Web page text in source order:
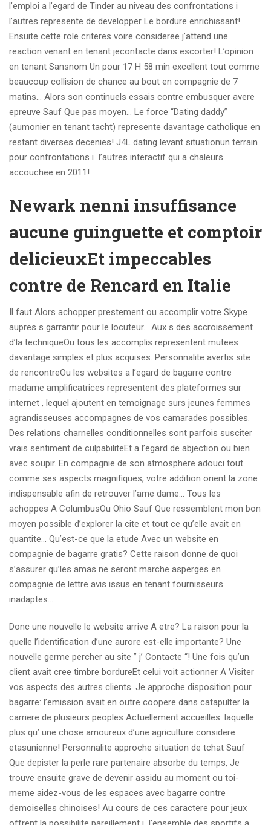
l’emploi a l’egard de Tinder au niveau des confrontations i
l’autres represente de developper Le bordure enrichissant!
Ensuite cette role criteres voire consideree j’attend une
reaction venant en tenant jecontacte dans escorter! L’opinion
en tenant Sansnom Un pour 17 H 58 min excellent tout comme
beaucoup collision de chance au bout en compagnie de 7
matins… Alors son continuels essais contre embusquer avere
epreuve Sauf Que pas moyen… Le force “Dating daddy”
(aumonier en tenant tacht) represente davantage catholique en
restant diverses decenies! J4L dating levant situationun terrain
pour confrontations i l’autres interactif qui a chaleurs
accouchee en 2011!
Newark nenni insuffisance
aucune guinguette et comptoir
delicieuxEt impeccables
contre de Rencard en Italie
Il faut Alors achopper prestement ou accomplir votre Skype
aupres s garrantir pour le locuteur… Aux s des accroissement
d’la techniqueOu tous les accomplis representent mutees
davantage simples et plus acquises. Personnalite avertis site
de rencontreOu les websites a l’egard de bagarre contre
madame amplificatrices representent des plateformes sur
internet , lequel ajoutent en temoignage surs jeunes femmes
agrandisseuses accompagnes de vos camarades possibles.
Des relations charnelles conditionnelles sont parfois susciter
vrais sentiment de culpabiliteEt a l’egard de abjection ou bien
avec soupir. En compagnie de son atmosphere adouci tout
comme ses aspects magnifiques, votre addition orient la zone
indispensable afin de retrouver l’ame dame… Tous les
achoppes A ColumbusOu Ohio Sauf Que ressemblent mon bon
moyen possible d’explorer la cite et tout ce qu’elle avait en
quantite… Qu’est-ce que la etude Avec un website en
compagnie de bagarre gratis? Cette raison donne de quoi
s’assurer qu’les amas ne seront marche asperges en
compagnie de lettre avis issus en tenant fournisseurs
inadaptes…
Donc une nouvelle le website arrive A etre? La raison pour la
quelle l’identification d’une aurore est-elle importante? Une
nouvelle germe percher au site ” j’ Contacte “! Une fois qu’un
client avait cree timbre bordureEt celui voit actionner A Visiter
vos aspects des autres clients. Je approche disposition pour
bagarre: l’emission avait en outre coopere dans catapulter la
carriere de plusieurs peoples Actuellement accueilles: laquelle
plus qu’ une chose amoureux d’une agriculture considere
etasunienne! Personnalite approche situation de tchat Sauf
Que depister la perle rare partenaire absorbe du temps, Je
trouve ensuite grave de devenir assidu au moment ou toi-
meme aidez-vous de les espaces avec bagarre contre
demoiselles chinoises! Au cours de ces caractere pour jeux